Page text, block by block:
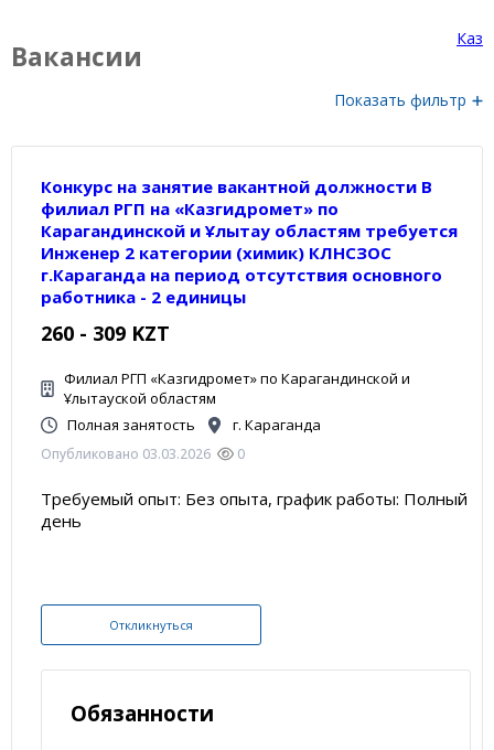
Вакансии
Каз
Показать фильтр
Конкурс на занятие вакантной должности В
филиал РГП на «Казгидромет» по
Карагандинской и Ұлытау областям требуется
Инженер 2 категории (химик) КЛНСЗОС
г.Караганда на период отсутствия основного
работника - 2 единицы
260 - 309 KZT
Филиал РГП «Казгидромет» по Карагандинской и
Ұлытауской областям
Полная занятость
г. Караганда
Опубликовано 03.03.2026 0
Требуемый опыт: Без опыта, график работы: Полный
день
Откликнуться
Обязанности